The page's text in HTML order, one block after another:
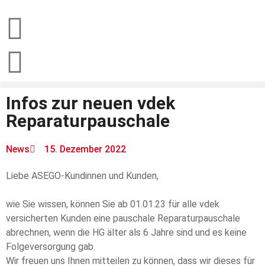
Infos zur neuen vdek
Reparaturpauschale
News 15. Dezember 2022
Liebe ASEGO-Kundinnen und Kunden,
wie Sie wissen, können Sie ab 01.01.23 für alle vdek
versicherten Kunden eine pauschale Reparaturpauschale
abrechnen, wenn die HG älter als 6 Jahre sind und es keine
Folgeversorgung gab.
Wir freuen uns Ihnen mitteilen zu können, dass wir dieses für